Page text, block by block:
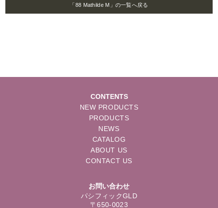
「88 Mathilde M」の一覧へ戻る
CONTENTS
NEW PRODUCTS
PRODUCTS
NEWS
CATALOG
ABOUT US
CONTACT US
お問い合わせ
パシフィックGLD
〒650-0023